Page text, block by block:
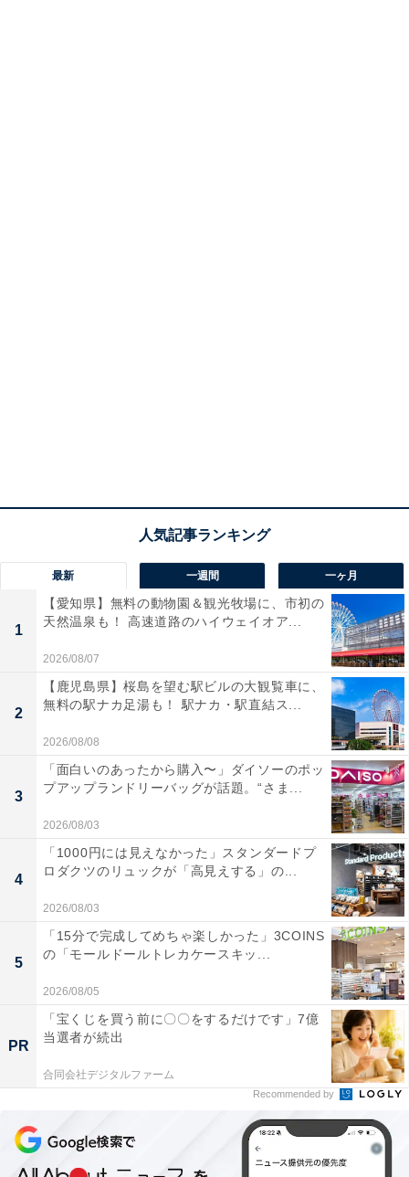
最新 一週間 一ヶ月
1
【愛知県】無料の動物園＆観光牧場に、市初の
天然温泉も！ 高速道路のハイウェイオア...
2026/08/07
2
【鹿児島県】桜島を望む駅ビルの大観覧車に、
無料の駅ナカ足湯も！ 駅ナカ・駅直結ス...
2026/08/08
3
「面白いのあったから購入〜」ダイソーのポッ
プアップランドリーバッグが話題。“さま...
2026/08/03
4
「1000円には見えなかった」スタンダードプ
ロダクツのリュックが「高見えする」の...
2026/08/03
5
「15分で完成してめちゃ楽しかった」3COINS
の「モールドールトレカケースキッ...
2026/08/05
PR
「宝くじを買う前に〇〇をするだけです」7億
当選者が続出
合同会社デジタルファーム
Recommended by